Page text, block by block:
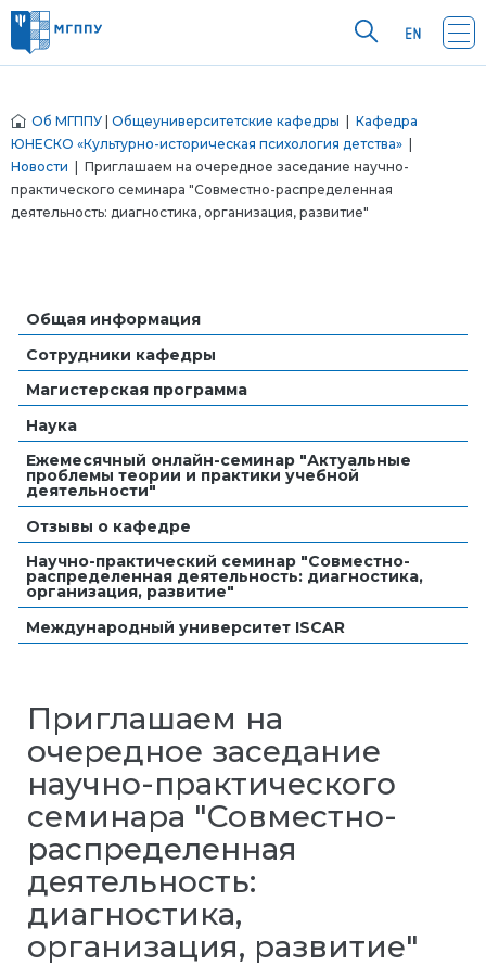
Об МГППУ Общеуниверситетские кафедры
Кафедра
ЮНЕСКО «Культурно-историческая психология детства»
Новости | Приглашаем на очередное заседание научно-
практического семинара "Совместно-распределенная
деятельность: диагностика, организация, развитие"
Общая информация
Сотрудники кафедры
Магистерская программа
Наука
Ежемесячный онлайн-семинар "Актуальные
проблемы теории и практики учебной
деятельности"
Отзывы о кафедре
Научно-практический семинар "Совместно-
распределенная деятельность: диагностика,
организация, развитие"
Международный университет ISCAR
Приглашаем на
очередное заседание
научно-практического
семинара "Совместно-
распределенная
деятельность:
диагностика,
организация, развитие"